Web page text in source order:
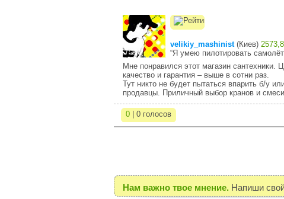
velikiy_mashinist(Киев) 2573,8
“Я умею пилотировать
Мне понравился этот магазин
качество и гарантия – выше в сотни раз.
Тут никто не будет пытаться впарить б/у
продавцы. Приличный выбор кранов и
0 | 0 голосов
Нам важно твое мнение. Напиши